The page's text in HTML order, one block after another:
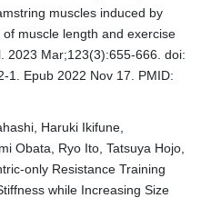
muscles induced by
muscle length and exercise
2023 Mar;123(3):655-666. doi:
1. Epub 2022 Nov 17. PMID:
Haruki Ikifune,
Obata, Ryo Ito, Tatsuya Hojo,
only Resistance Training
while Increasing Size